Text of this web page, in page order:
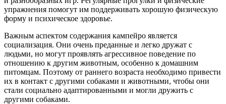
упражнения помогут им поддерживать хорошую физическую
форму и психическое здоровье.
Важным аспектом содержания кампейро является
социализация. Они очень преданные и легко дружат с
людьми, но могут проявлять агрессивное поведение по
отношению к другим животным, особенно к домашним
питомцам. Поэтому от раннего возраста необходимо привести
их в контакт с другими собаками и животными, чтобы они
стали социально адаптированными и могли дружить с
другими собаками.